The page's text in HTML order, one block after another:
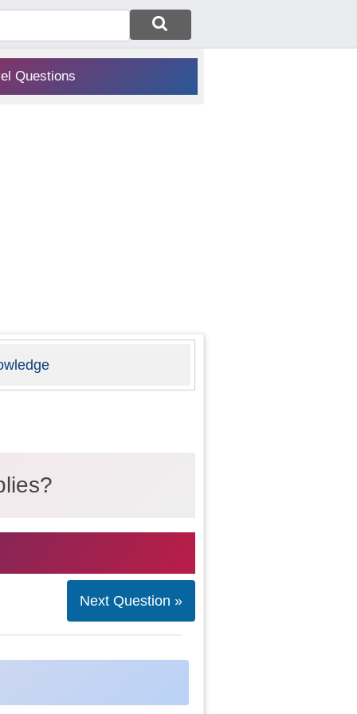
Questions
Next Question »